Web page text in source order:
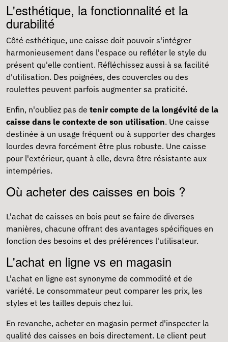
L'esthétique, la fonctionnalité et la
durabilité
Côté esthétique, une caisse doit pouvoir s'intégrer
harmonieusement dans l'espace ou refléter le style du
présent qu'elle contient. Réfléchissez aussi à sa facilité
d'utilisation. Des poignées, des couvercles ou des
roulettes peuvent parfois augmenter sa praticité.
Enfin, n'oubliez pas de tenir compte de la longévité de la
caisse dans le contexte de son utilisation. Une caisse
destinée à un usage fréquent ou à supporter des charges
lourdes devra forcément être plus robuste. Une caisse
pour l'extérieur, quant à elle, devra être résistante aux
intempéries.
Où acheter des caisses en bois ?
L'achat de caisses en bois peut se faire de diverses
manières, chacune offrant des avantages spécifiques en
fonction des besoins et des préférences l'utilisateur.
L'achat en ligne vs en magasin
L'achat en ligne est synonyme de commodité et de
variété. Le consommateur peut comparer les prix, les
styles et les tailles depuis chez lui.
En revanche, acheter en magasin permet d'inspecter la
qualité des caisses en bois directement. Le client peut